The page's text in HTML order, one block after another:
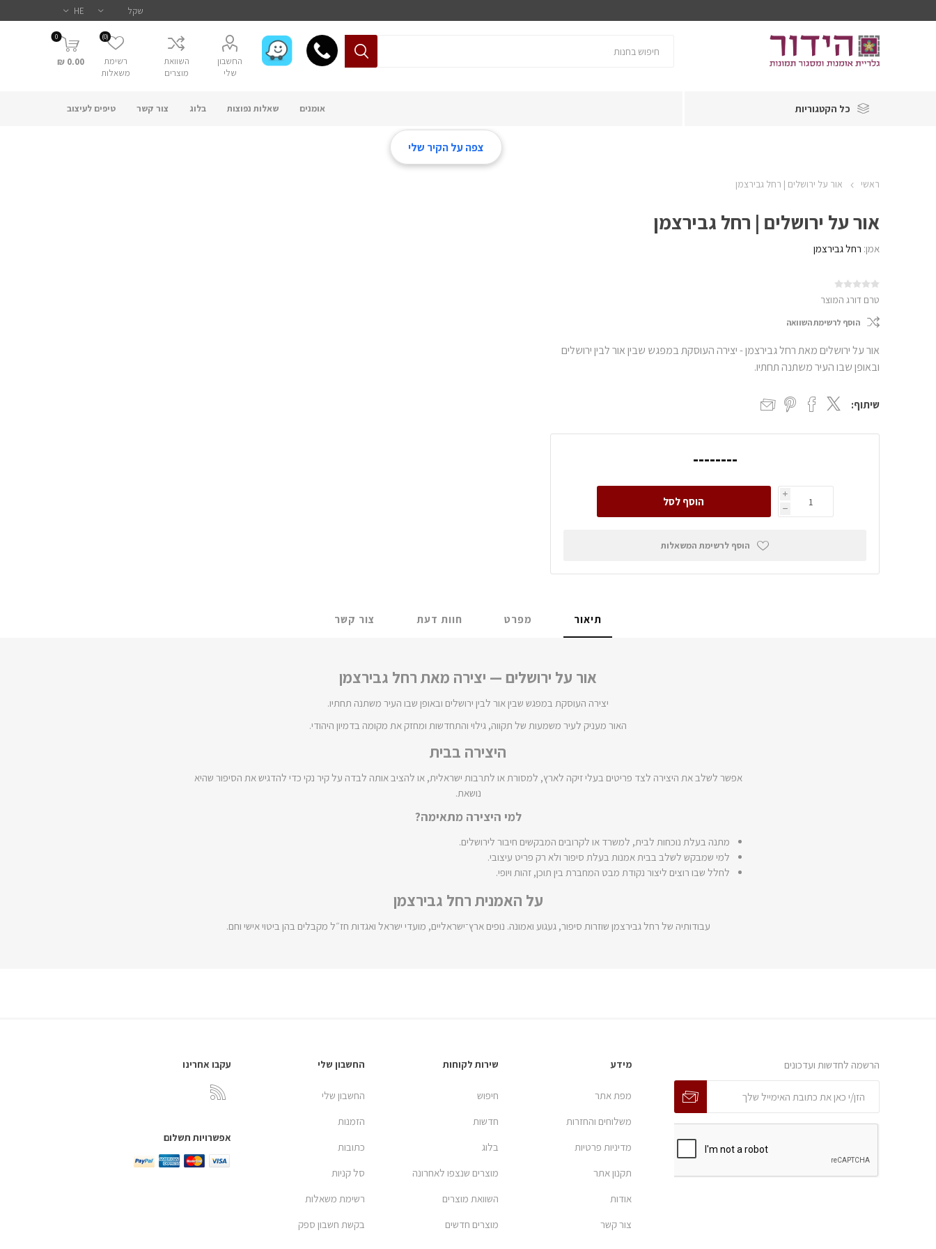
החשבון
שלי
השוואת
מוצרים
רשימת
משאלות
(0)
0
0.00 ₪
כל הקטגוריות אומנים שאלות נפוצות בלוג צור קשר טיפים לעיצוב
צפה על הקיר שלי
ראשי אור על ירושלים | רחל גבירצמן
אור על ירושלים | רחל גבירצמן
אמן: רחל גבירצמן
טרם דורג המוצר
הוסף לרשימת השוואה
אור על ירושלים מאת רחל גבירצמן - יצירה העוסקת במפגש שבין אור לבין ירושלים
ובאופן שבו העיר משתנה תחתיו.
שיתוף:
--------
i
h
הוסף לסל
הוסף לרשימת המשאלות
תיאור מפרט חוות דעת צור קשר
אור על ירושלים — יצירה מאת רחל גבירצמן
יצירה העוסקת במפגש שבין אור לבין ירושלים ובאופן שבו העיר משתנה תחתיו.
האור מעניק לעיר משמעות של תקווה, גילוי והתחדשות ומחזק את מקומה בדמיון היהודי.
היצירה בבית
אפשר לשלב את היצירה לצד פריטים בעלי זיקה לארץ, למסורת או לתרבות ישראלית, או להציב אותה לבדה על קיר נקי כדי להדגיש את הסיפור שהיא
נושאת.
למי היצירה מתאימה?
מתנה בעלת נוכחות לבית, למשרד או לקרובים המבקשים חיבור לירושלים.
למי שמבקש לשלב בבית אמנות בעלת סיפור ולא רק פריט עיצובי.
לחלל שבו רוצים ליצור נקודת מבט המחברת בין תוכן, זהות ויופי.
על האמנית רחל גבירצמן
עבודותיה של רחל גבירצמן שוזרות סיפור, געגוע ואמונה. נופים ארץ־ישראליים, מועדי ישראל ואגדות חז״ל מקבלים בהן ביטוי אישי וחם.
הרשמה לחדשות ועדכונים מידע
מפת אתר
משלוחים והחזרות
מדיניות פרטיות
תקנון אתר
אודות
צור קשר
שירות לקוחות
חיפוש
חדשות
בלוג
מוצרים שנצפו לאחרונה
השוואת מוצרים
מוצרים חדשים
החשבון שלי
החשבון שלי
הזמנות
כתובות
סל קניות
רשימת משאלות
בקשת חשבון ספק
עקבו אחרינו
אפשרויות תשלום